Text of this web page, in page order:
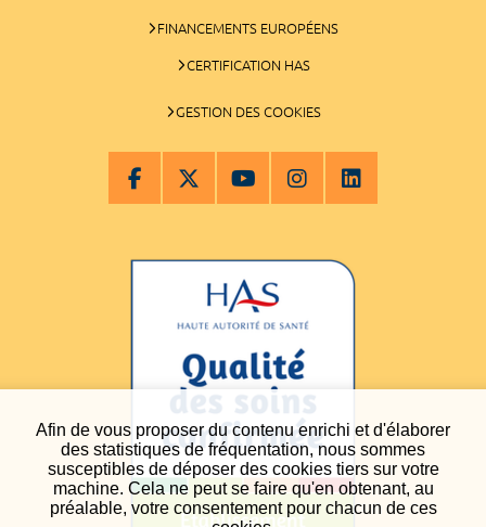
Afin de vous proposer du contenu enrichi et d'élaborer
des statistiques de fréquentation, nous sommes
susceptibles de déposer des cookies tiers sur votre
machine. Cela ne peut se faire qu'en obtenant, au
préalable, votre consentement pour chacun de ces
FINANCEMENTS EUROPÉENS
CERTIFICATION HAS
GESTION DES COOKIES